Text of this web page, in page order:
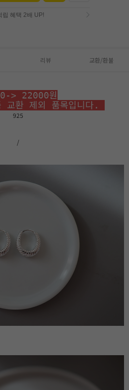
립 혜택 2배 UP!
리뷰 교환/환불
> 22000원
교환 제외 품목입니다.
925
/